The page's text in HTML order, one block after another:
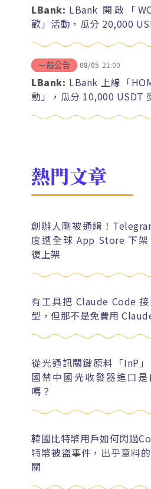
LBank: LBank 開啟「
歡」活動，瓜分 20,000
一般公告 08/05 21:00
LBank: LBank 上線「
動」，瓜分 10,000 USDT
熱門文章
創辦人剛被通緝！
度遭全球 App Store 下架
復上架
有工具把 Claude Code
型，但那不是免費用
從光通訊關鍵原料「InP
國禁中國光收發器進口
嗎？
韓國比特幣用戶如何閃過
特幣被盜事件，出乎意料
關